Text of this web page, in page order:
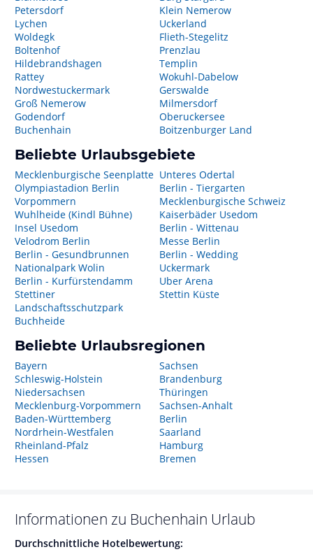
Petersdorf
Lychen
Woldegk
Boltenhof
Hildebrandshagen
Rattey
Nordwestuckermark
Groß Nemerow
Godendorf
Buchenhain
Klein Nemerow
Uckerland
Flieth-Stegelitz
Prenzlau
Templin
Wokuhl-Dabelow
Gerswalde
Milmersdorf
Oberuckersee
Boitzenburger Land
Beliebte Urlaubsgebiete
Mecklenburgische Seenplatte
Olympiastadion Berlin
Vorpommern
Wuhlheide (Kindl Bühne)
Insel Usedom
Velodrom Berlin
Berlin - Gesundbrunnen
Nationalpark Wolin
Berlin - Kurfürstendamm
Stettiner
Landschaftsschutzpark
Buchheide
Unteres Odertal
Berlin - Tiergarten
Mecklenburgische Schweiz
Kaiserbäder Usedom
Berlin - Wittenau
Messe Berlin
Berlin - Wedding
Uckermark
Uber Arena
Stettin Küste
Beliebte Urlaubsregionen
Bayern
Schleswig-Holstein
Niedersachsen
Mecklenburg-Vorpommern
Baden-Württemberg
Nordrhein-Westfalen
Rheinland-Pfalz
Hessen
Sachsen
Brandenburg
Thüringen
Sachsen-Anhalt
Berlin
Saarland
Hamburg
Bremen
Informationen zu Buchenhain Urlaub
Durchschnittliche Hotelbewertung: